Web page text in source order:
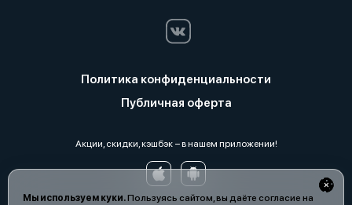
Мы используем куки.Пользуясь сайтом, вы даёте согласие на
Политика конфиденциальности
Публичная оферта
Акции, скидки, кэшбэк − в нашем приложении!